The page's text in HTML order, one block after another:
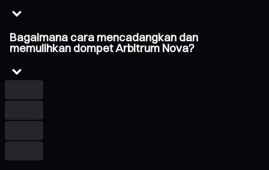
Bagaimana cara mencadangkan dan
memulihkan dompet Arbitrum Nova?